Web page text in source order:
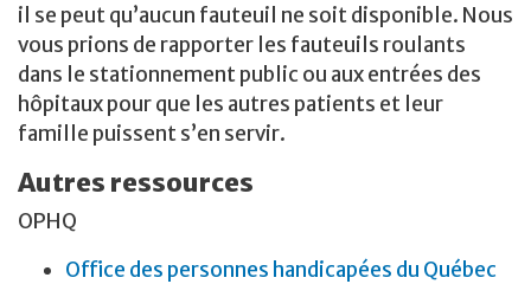
il se peut qu’aucun fauteuil ne soit disponible. Nous
vous prions de rapporter les fauteuils roulants
dans le stationnement public ou aux entrées des
hôpitaux pour que les autres patients et leur
famille puissent s’en servir.
Autres ressources
OPHQ
Office des personnes handicapées du Québec